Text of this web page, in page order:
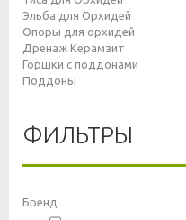
Эльба для Орхидей
Опоры для орхидей
Дренаж Керамзит
Горшки с поддонами
Поддоны
ФИЛЬТРЫ
Бренд